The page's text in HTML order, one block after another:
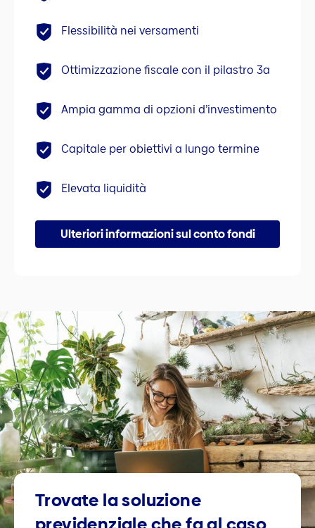
Flessibilità nei versamenti
Ottimizzazione fiscale con il pilastro 3a
Ampia gamma di opzioni d’investimento
Capitale per obiettivi a lungo termine
Elevata liquidità
Ulteriori informazioni sul conto fondi
Trovate la soluzione